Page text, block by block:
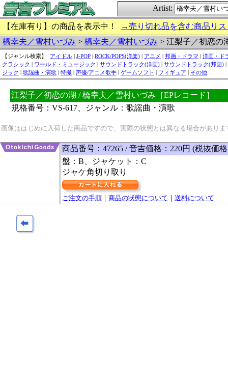
Artist:
【在庫有り】の商品を表示中！
→売り切れ品を含む商品リ
橋幸夫／雪村いづみ > 橋幸夫／雪村いづみ > 江梨子／初恋の
【ジャンル検索】 アイドル | J-POP | ROCK/POPS(洋楽) | アニメ | 邦画・ドラマ | 洋画・ド
クラシック | ワールド・ミュージック | サウンドトラック(洋画) | サウンドトラック(邦画) |
ジック | 歌謡曲・演歌 | 特撮 | 声優/アニメ歌手 | ゲームソフト | フィギュア | その他
江梨子／初恋の湖 / 橋幸夫／雪村いづみ［EPレコード］
規格番号：VS-617、ジャンル：歌謡曲・演歌
画像ははじめに入荷した商品ですので、実際の状態とは異なる場合があり
商品番号：47265 / 音吉価格：220円 (税抜価
盤：B、ジャケット：C
ジャケ角切り取り
ご注文の手順 ｜ 商品の状態について ｜ 送料について